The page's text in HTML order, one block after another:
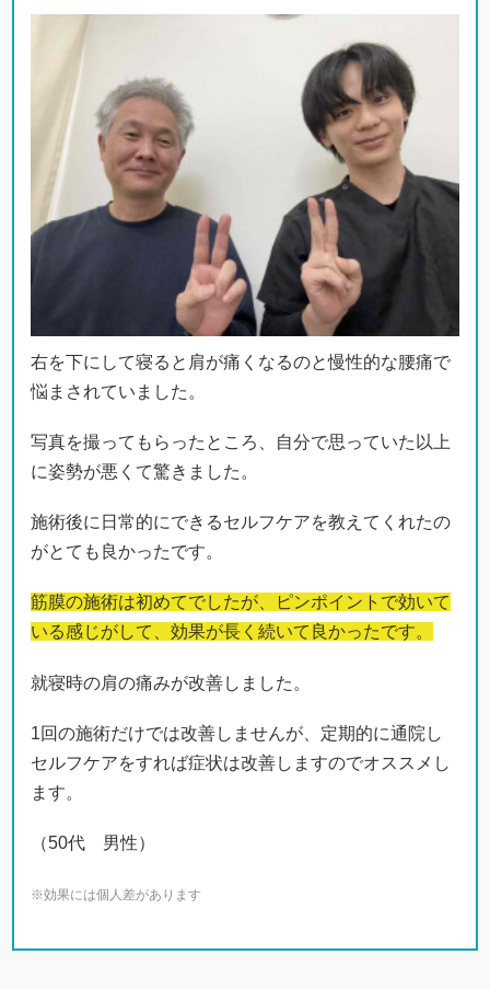
右を下にして寝ると肩が痛くなるのと慢性的な腰痛で
悩まされていました。
写真を撮ってもらったところ、自分で思っていた以上
に姿勢が悪くて驚きました。
施術後に日常的にできるセルフケアを教えてくれたの
がとても良かったです。
筋膜の施術は初めてでしたが、ピンポイントで効いて
いる感じがして、効果が長く続いて良かったです。
就寝時の肩の痛みが改善しました。
1回の施術だけでは改善しませんが、定期的に通院し
セルフケアをすれば症状は改善しますのでオススメし
ます。
（50代 男性）
※効果には個人差があります